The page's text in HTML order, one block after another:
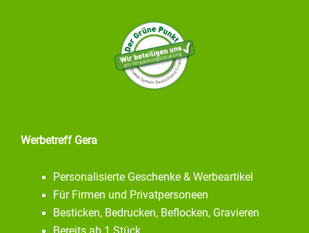
Werbetreff Gera
Personalisierte Geschenke & Werbeartikel
Für Firmen und Privatpersoneen
Besticken, Bedrucken, Beflocken, Gravieren